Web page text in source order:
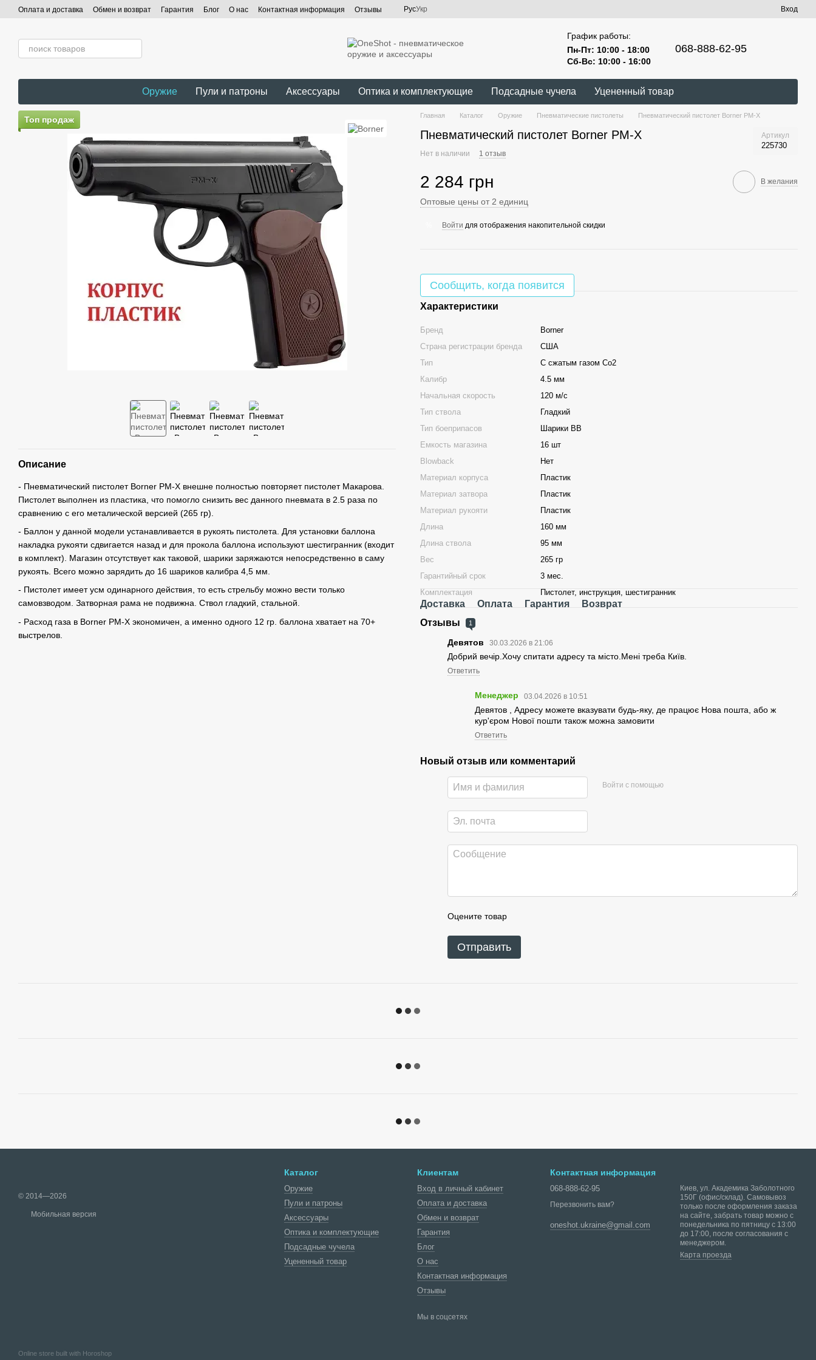
Перейти к основному контенту
Оплата и доставка Обмен и возврат Гарантия Блог О нас Контактная информация Отзывы РусУкр Вход
График работы:
Пн-Пт: 10:00 - 18:00
Сб-Вс: 10:00 - 16:00
068-888-62-95
Оружие Пули и патроны Аксессуары Оптика и комплектующие Подсадные чучела Уцененный товар
Топ продаж
Описание
- Пневматический пистолет Borner PM-X внешне полностью повторяет пистолет Макарова.
Пистолет выполнен из пластика, что помогло снизить вес данного пневмата в 2.5 раза по
сравнению с его металической версией (265 гр).
- Баллон у данной модели устанавливается в рукоять пистолета. Для установки баллона
накладка рукояти сдвигается назад и для прокола баллона используют шестигранник (входит
в комплект). Магазин отсутствует как таковой, шарики заряжаются непосредственно в саму
рукоять. Всего можно зарядить до 16 шариков калибра 4,5 мм.
- Пистолет имеет усм одинарного действия, то есть стрельбу можно вести только
самовзводом. Затворная рама не подвижна. Ствол гладкий, стальной.
- Расход газа в Borner PM-X экономичен, а именно одного 12 гр. баллона хватает на 70+
выстрелов.
Главная Каталог Оружие Пневматические пистолеты Пневматический пистолет Borner PM-X
Пневматический пистолет Borner PM-X Артикул
225730
Нет в наличии 1 отзыв
2 284 грн В желания
Оптовые цены от 2 единиц
Войти для отображения накопительной скидки
Сообщить, когда появится
Характеристики
Бренд
Borner
Страна регистрации бренда
США
Тип
С сжатым газом Со2
Калибр
4.5 мм
Начальная скорость
120 м/с
Тип ствола
Гладкий
Тип боеприпасов
Шарики ВВ
Емкость магазина
16 шт
Blowback
Нет
Материал корпуса
Пластик
Материал затвора
Пластик
Материал рукояти
Пластик
Длина
160 мм
Длина ствола
95 мм
Вес
265 гр
Гарантийный срок
3 мес.
Комплектация
Пистолет, инструкция, шестигранник
Доставка Оплата Гарантия
Возврат
Отзывы
1
Девятов 30.03.2026 в 21:06
Добрий вечір.Хочу спитати адресу та місто.Мені треба Київ.
Ответить
Менеджер 03.04.2026 в 10:51
Девятов , Адресу можете вказувати будь-яку, де працює Нова пошта, або ж
кур'єром Нової пошти також можна замовити
Ответить
Новый отзыв или комментарий
Войти с помощью
Оцените товар
Отправить
© 2014—2026
Мобильная версия
Online store built with Horoshop
Каталог
Оружие
Пули и патроны
Аксессуары
Оптика и комплектующие
Подсадные чучела
Уцененный товар
Клиентам
Вход в личный кабинет
Оплата и доставка
Обмен и возврат
Гарантия
Блог
О нас
Контактная информация
Отзывы
Мы в соцсетях
Контактная информация
068-888-62-95
Перезвонить вам?
oneshot.ukraine@gmail.com
Киев, ул. Академика Заболотного
150Г (офис/склад). Самовывоз
только после оформления заказа
на сайте, забрать товар можно с
понедельника по пятницу с 13:00
до 17:00, после согласования с
менеджером.
Карта проезда